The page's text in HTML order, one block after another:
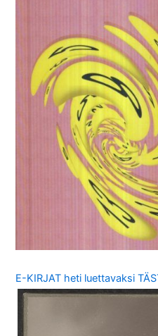
E-KIRJAT heti luettavaksi